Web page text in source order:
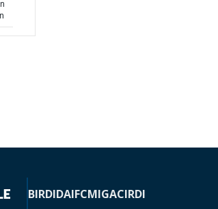
BIRDIDAIFCMIGACIRDI